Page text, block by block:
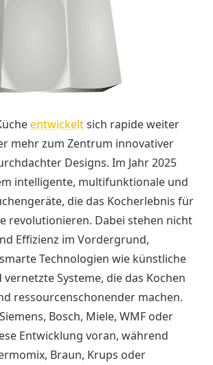
entwickeltsich rapide weiter
mehr zum Zentrum innovativer
Designs. Im Jahr 2025
intelligente, multifunktionale und
die das Kocherlebnis für
revolutionieren. Dabei stehen nicht
Effizienz im Vordergrund,
Technologien wie künstliche
Systeme, die das Kochen
ressourcenschonender machen.
Bosch, Miele, WMF oder
Entwicklung voran, während
Braun, Krups oder